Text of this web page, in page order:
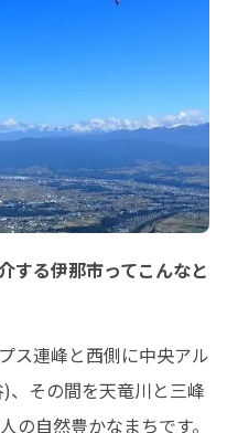
する伊那市ってこんなと
ス連峰と西側に中央アル
、その間を天竜川と三峰
の自然豊かなまちです。